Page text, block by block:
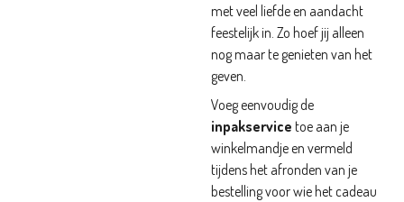
met veel liefde en aandacht
feestelijk in. Zo hoef jij alleen
nog maar te genieten van het
geven.
Voeg eenvoudig de
inpakservice toe aan je
winkelmandje en vermeld
tijdens het afronden van je
bestelling voor wie het cadeau